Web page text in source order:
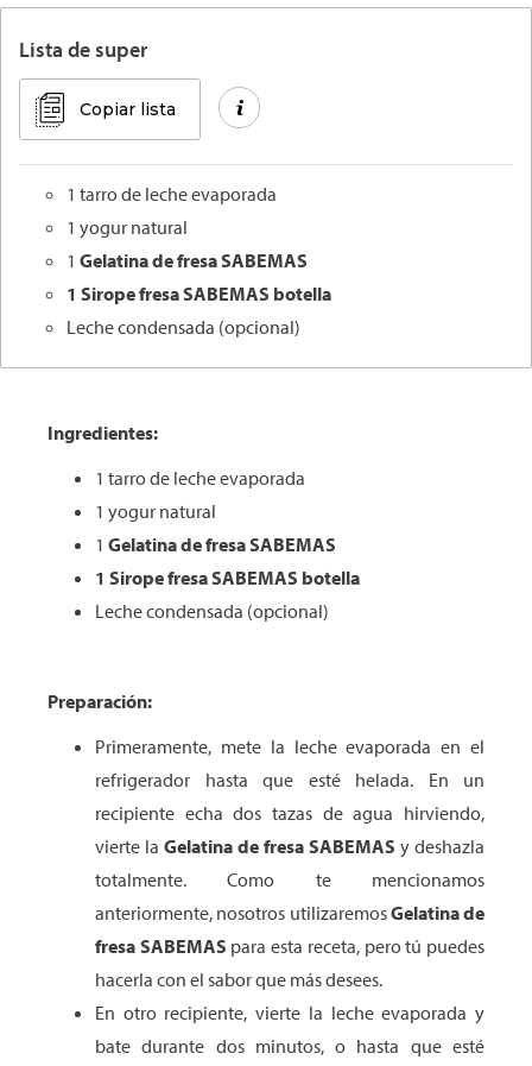
Lista de super
Copiar lista
1 tarro de leche evaporada
1 yogur natural
1 Gelatina de fresa SABEMAS
1 Sirope fresa SABEMAS botella
Leche condensada (opcional)
Ingredientes:
1 tarro de leche evaporada
1 yogur natural
1 Gelatina de fresa SABEMAS
1 Sirope fresa SABEMAS botella
Leche condensada (opcional)
Preparación:
Primeramente, mete la leche evaporada en el
refrigerador hasta que esté helada. En un
recipiente echa dos tazas de agua hirviendo,
vierte la Gelatina de fresa SABEMAS y deshazla
totalmente. Como te mencionamos
anteriormente, nosotros utilizaremosGelatina de
fresa SABEMAS para esta receta, pero tú puedes
hacerla con el sabor que más desees.
En otro recipiente, vierte la leche evaporada y
bate durante dos minutos, o hasta que esté